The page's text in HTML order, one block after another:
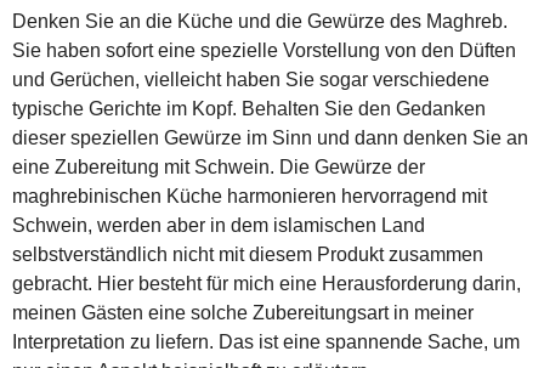
Denken Sie an die Küche und die Gewürze des Maghreb.
Sie haben sofort eine spezielle Vorstellung von den Düften
und Gerüchen, vielleicht haben Sie sogar verschiedene
typische Gerichte im Kopf. Behalten Sie den Gedanken
dieser speziellen Gewürze im Sinn und dann denken Sie an
eine Zubereitung mit Schwein. Die Gewürze der
maghrebinischen Küche harmonieren hervorragend mit
Schwein, werden aber in dem islamischen Land
selbstverständlich nicht mit diesem Produkt zusammen
gebracht. Hier besteht für mich eine Herausforderung darin,
meinen Gästen eine solche Zubereitungsart in meiner
Interpretation zu liefern. Das ist eine spannende Sache, um